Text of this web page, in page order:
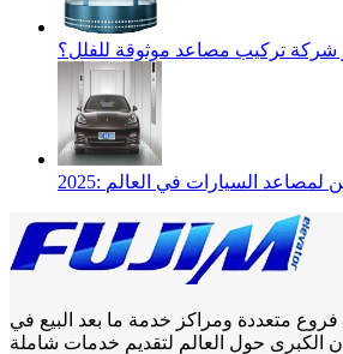
شركة تركيب مصاعد موثوقة للفلل؟
متعددة ومراكز خدمة ما بعد البيع في